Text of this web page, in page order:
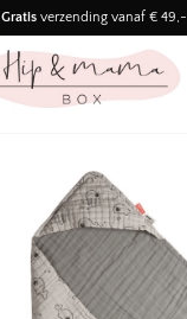
Gratisverzending vanaf € 49,-
Binnen 3 werkdagen in huis!